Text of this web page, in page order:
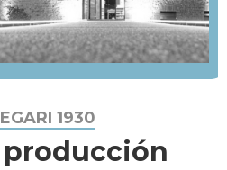
1930
producción